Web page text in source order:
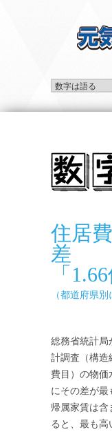
住居
差
「1.66
（都道府県
総務省統計局
計調査（構造
費目）の物価
にその差が
帰属家賃は含
ると、最も